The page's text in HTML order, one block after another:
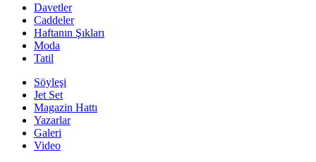
Davetler
Caddeler
Haftanın Şıkları
Moda
Tatil
Söyleşi
Jet Set
Magazin Hattı
Yazarlar
Galeri
Video